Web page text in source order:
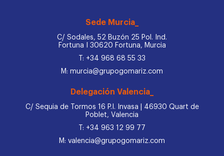
Sede Murcia_
C/ Sodales, 52 Buzón 25 Pol. Ind.
Fortuna I 30620 Fortuna, Murcia
T: +34 968 68 55 33
M: murcia@grupogomariz.com
Delegación Valencia_
C/ Sequia de Tormos 16 P.I. Invasa | 46930 Quart de
Poblet, Valencia
T: +34 963 12 99 77
M: valencia@grupogomariz.com